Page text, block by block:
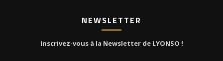
NEWSLETTER
Inscrivez-vous à la Newsletter de LYONSO !